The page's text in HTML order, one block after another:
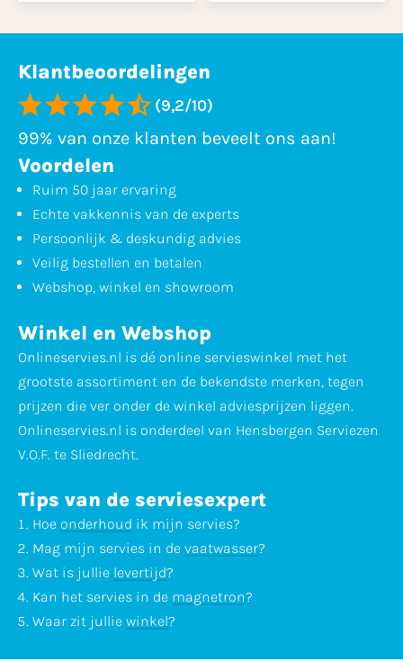
Klantbeoordelingen
(9,2/10)
99% van onze klanten beveelt ons aan!
Voordelen
Ruim 50 jaar ervaring
Echte vakkennis van de experts
Persoonlijk & deskundig advies
Veilig bestellen en betalen
Webshop, winkel en showroom
Winkel en Webshop
Onlineservies.nl is dé online servieswinkel met het
grootste assortiment en de bekendste merken, tegen
prijzen die ver onder de winkel adviesprijzen liggen.
Onlineservies.nl is onderdeel van Hensbergen Serviezen
V.O.F. te Sliedrecht.
Tips van de serviesexpert
Hoe onderhoud ik mijn servies?
Mag mijn servies in de vaatwasser?
Wat is jullie levertijd?
Kan het servies in de magnetron?
Waar zit jullie winkel?